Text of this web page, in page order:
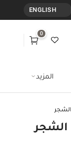
ENGLISH
0
المزيد